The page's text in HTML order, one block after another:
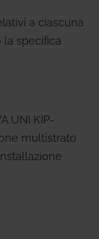
a ciascuna
la specifica
UNI KIP-
multistrato